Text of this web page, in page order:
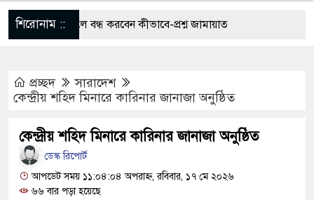
শিরোনাম ::
চাঁদাবাজি করলে বন্ধ করবেন কীভাবে-প্রশ্ন জামায়াত
মুসলিম দেশগুলোকে তাদের বিরুদ্ধে ঐক্যবদ্ধ
জীবন বাজি রেখে বাংলাদেশকে নতুন করে স্বাধীন
প্রচ্ছদ
সারাদেশ
কেন্দ্রীয় শহিদ মিনারে কারিনার জানাজা অনুষ্ঠিত
কেন্দ্রীয় শহিদ মিনারে কারিনার জানাজা অনুষ্ঠিত
ডেস্ক রিপোর্ট
আপডেট সময় ১১:০৪:০৪ অপরাহ্ন, রবিবার, ১৭ মে ২০২৬
৬৬ বার পড়া হয়েছে